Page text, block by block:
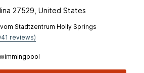
27529, United States
vom Stadtzentrum Holly Springs
reviews)